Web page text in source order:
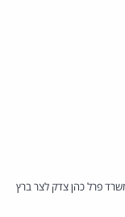
פרל כהן צדק לצר ברץ